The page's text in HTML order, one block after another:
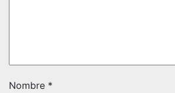
Nombre *